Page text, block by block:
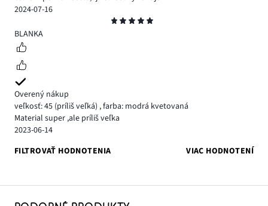
2024-07-16
5
BLANKA
Overený nákup
veľkosť: 45 (príliš veľká) ,farba: modrá kvetovaná
Material super ,ale príliš veľka
2023-06-14
FILTROVAŤ HODNOTENIA
VIAC HODNOTENÍ